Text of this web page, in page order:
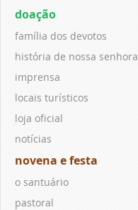
doação
família dos devotos
história de nossa senhora
imprensa
locais turísticos
loja oficial
notícias
novena e festa
o santuário
pastoral